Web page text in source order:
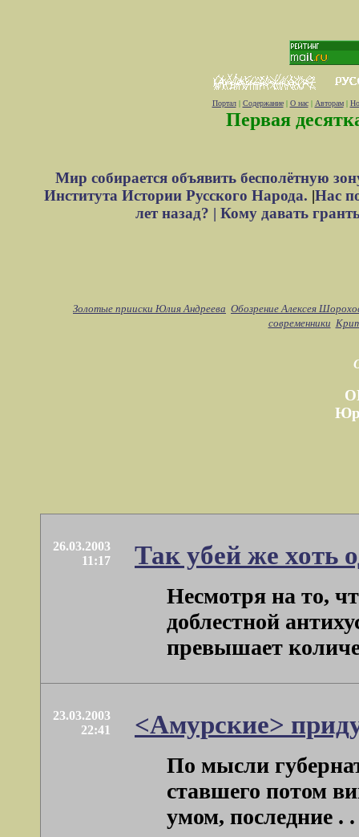
Портал| Содержание| О нас| Авторам|
Первая
Мир собирается объявить бесполётную
Института Истории Русского Народа. |Нас
лет назад? | Кому давать
Золотые прииски Юлия Андреева Обозрение Алексея
современники
26.03.2003
11:17
Так убей же хоть
Несмотря на то,
доблестной
превышает
23.03.2003
22:41
<Амурские>
По мысли
ставшего потом
умом, последние . .